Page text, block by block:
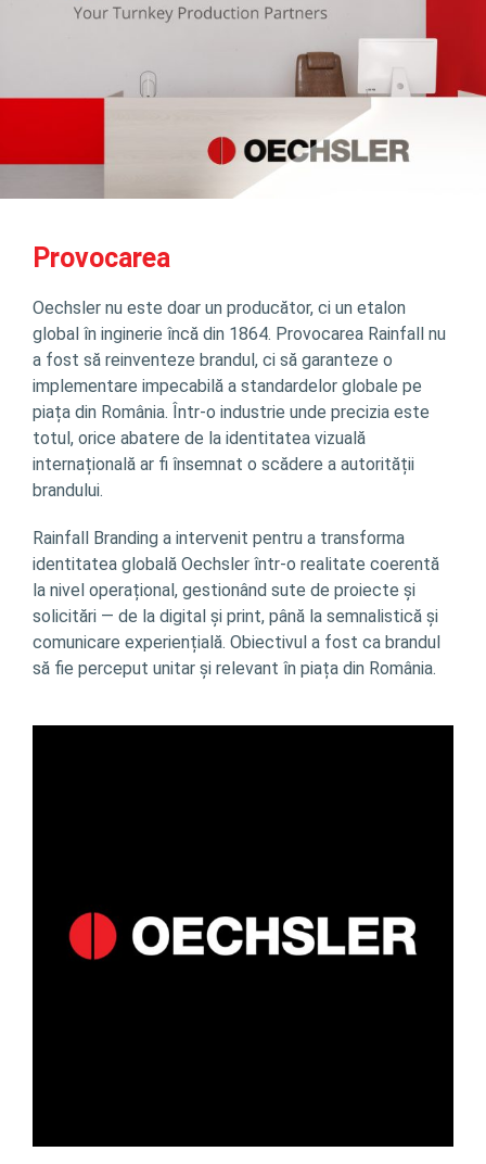
Provocarea
Oechsler nu este doar un producător, ci un etalon
global în inginerie încă din 1864. Provocarea Rainfall nu
a fost să reinventeze brandul, ci să garanteze o
implementare impecabilă a standardelor globale pe
piața din România. Într-o industrie unde precizia este
totul, orice abatere de la identitatea vizuală
internațională ar fi însemnat o scădere a autorității
brandului.
Rainfall Branding a intervenit pentru a transforma
identitatea globală Oechsler într-o realitate coerentă
la nivel operațional, gestionând sute de proiecte și
solicitări — de la digital și print, până la semnalistică și
comunicare experiențială. Obiectivul a fost ca brandul
să fie perceput unitar și relevant în piața din România.